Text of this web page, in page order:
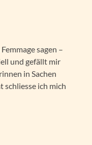
sagen –
und gefällt mir
in Sachen
ich mich